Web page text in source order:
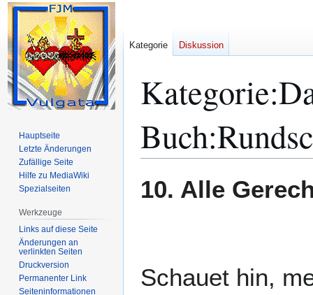
Kategorie:
Navigation
Suche
10. Alle
Schauet hin,
Kategorie Diskussion
Hauptseite
Letzte Änderungen
Zufällige Seite
Hilfe zu MediaWiki
Spezialseiten
Werkzeuge
Links auf diese Seite
Änderungen an
verlinkten Seiten
Druckversion
Permanenter Link
Seiten­­informationen